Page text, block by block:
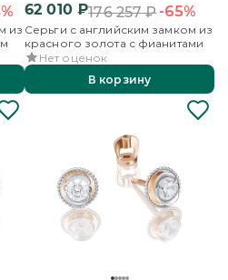
из
62 010₽176 257₽-65%
Серьги с английским замком из
красного золота с фианитами
Нет оценок
В корзину